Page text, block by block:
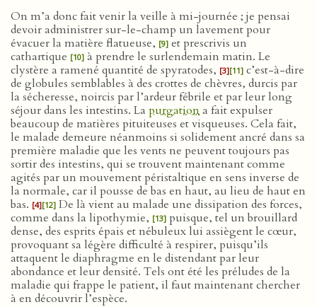
On m’a donc fait venir la veille à mi-journée ; je pensai
devoir administrer sur-le-champ un lavement pour
évacuer la matière flatueuse, [9] et prescrivis un
cathartique [10] à prendre le surlendemain matin. Le
clystère a ramené quantité de spyratodes, [3][11] c’est-à-dire
de globules semblables à des crottes de chèvres, durcis par
la sécheresse, noircis par l’ardeur fébrile et par leur long
séjour dans les intestins. La purgationa fait expulser
beaucoup de matières pituiteuses et visqueuses. Cela fait,
le malade demeure néanmoins si solidement ancré dans sa
première maladie que les vents ne peuvent toujours pas
sortir des intestins, qui se trouvent maintenant comme
agités par un mouvement péristaltique en sens inverse de
la normale, car il pousse de bas en haut, au lieu de haut en
bas. [4][12] De là vient au malade une dissipation des forces,
comme dans la lipothymie, [13] puisque, tel un brouillard
dense, des esprits épais et nébuleux lui assiègent le cœur,
provoquant sa légère difficulté à respirer, puisqu’ils
attaquent le diaphragme en le distendant par leur
abondance et leur densité. Tels ont été les préludes de la
maladie qui frappe le patient, il faut maintenant chercher
à en découvrir l’espèce.